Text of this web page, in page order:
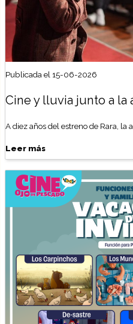
Publicada el 15-06-2026
Cine y lluvia junto a la
A diez años del estreno de Rara, la
Leer más